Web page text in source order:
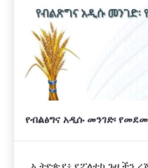
የብልፅግና አዲሱ መንገድ፡